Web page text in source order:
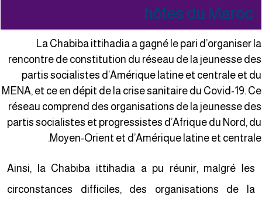
hôtes du Maroc
La Chabiba ittihadia a gagné le pari d’organiser
rencontre de constitution du réseau de la jeunesse
partis socialistes d’Amérique latine et centrale et
MENA, et ce en dépit de la crise sanitaire du Covid-19.
réseau comprend des organisations de la jeunesse
partis socialistes et progressistes d’Afrique du Nord,
Moyen-Orient et d’Amérique latine et
Ainsi, la Chabiba ittihadia a pu réunir, malgré les
circonstances difficiles, des organisations de la